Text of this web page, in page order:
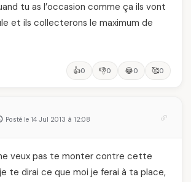
tu as l’occasion comme ça ils vont
et ils collecterons le maximum de
👍0 👎0 😂0 🥰0
Posté le 14 Jul 2013 à 12:08
veux pas te monter contre cette
te dirai ce que moi je ferai à ta place,